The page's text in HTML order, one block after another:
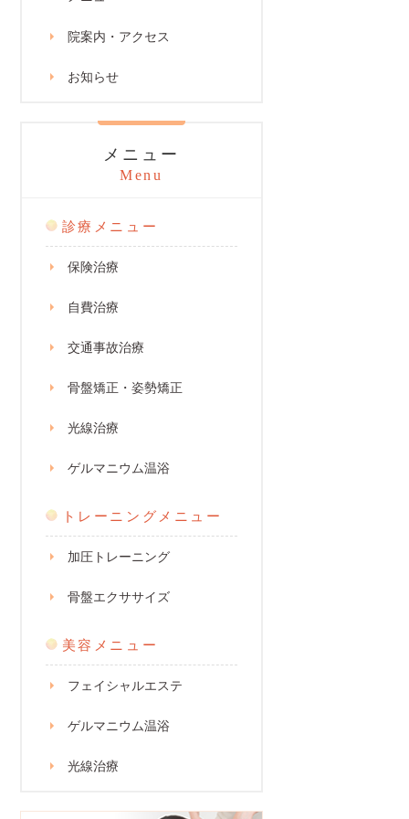
院案内・アクセス
お知らせ
メニュー
Menu
診療メニュー
保険治療
自費治療
交通事故治療
骨盤矯正・姿勢矯正
光線治療
ゲルマニウム温浴
トレーニングメニュー
加圧トレーニング
骨盤エクササイズ
美容メニュー
フェイシャルエステ
ゲルマニウム温浴
光線治療